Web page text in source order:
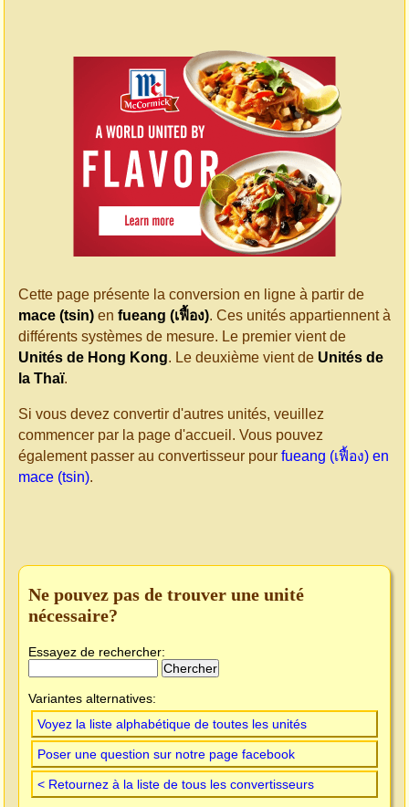
Cette page présente la conversion en ligne à partir de
mace (tsin) en fueang (เฟื้อง). Ces unités appartiennent à
différents systèmes de mesure. Le premier vient de
Unités de Hong Kong. Le deuxième vient de Unités de
la Thaï.
Si vous devez convertir d'autres unités, veuillez
commencer par la page d'accueil. Vous pouvez
également passer au convertisseur pour fueang (เฟื้อง) en
mace (tsin).
Ne pouvez pas de trouver une unité
nécessaire?
Essayez de rechercher:
Variantes alternatives:
Voyez la liste alphabétique de toutes les unités
Poser une question sur notre page facebook
< Retournez à la liste de tous les convertisseurs